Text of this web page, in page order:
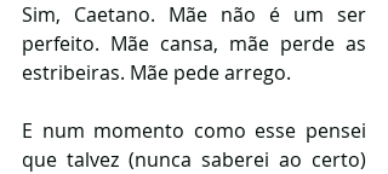
Sim, Caetano. Mãe não é um ser
perfeito. Mãe cansa, mãe perde as
estribeiras. Mãe pede arrego.
E num momento como esse pensei
que talvez (nunca saberei ao certo)